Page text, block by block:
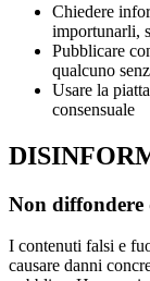
Chiedere
importunarli,
Pubblicare
qualcuno
Usare la
consensuale
Non diffondere
I contenuti falsi e
causare danni